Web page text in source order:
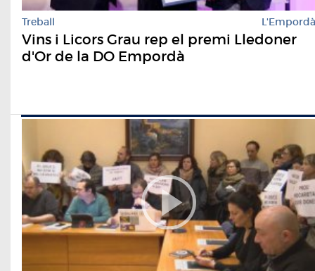
Treball L'Empordà
Vins i Licors Grau rep el premi Lledoner
d'Or de la DO Empordà